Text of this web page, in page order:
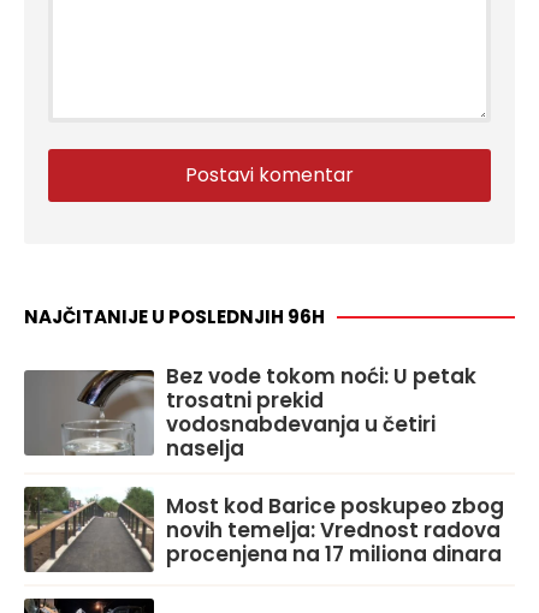
NAJČITANIJE U POSLEDNJIH 96H
Bez vode tokom noći: U petak
trosatni prekid
vodosnabdevanja u četiri
naselja
Most kod Barice poskupeo zbog
novih temelja: Vrednost radova
procenjena na 17 miliona dinara